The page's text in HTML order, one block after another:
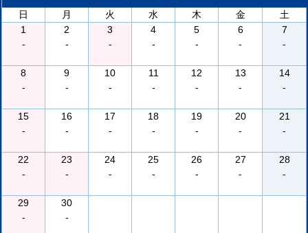
日
月 火 水 木 金
土
1
-
2
-
3
-
4
-
5
-
6
-
7
-
8
-
9
-
10
-
11
-
12
-
13
-
14
-
15
-
16
-
17
-
18
-
19
-
20
-
21
-
22
-
23
-
24
-
25
-
26
-
27
-
28
-
29
-
30
-